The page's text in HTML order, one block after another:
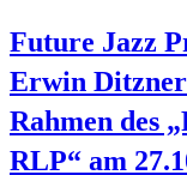
Future Jazz
Erwin
Rahmen des
RLP“ am